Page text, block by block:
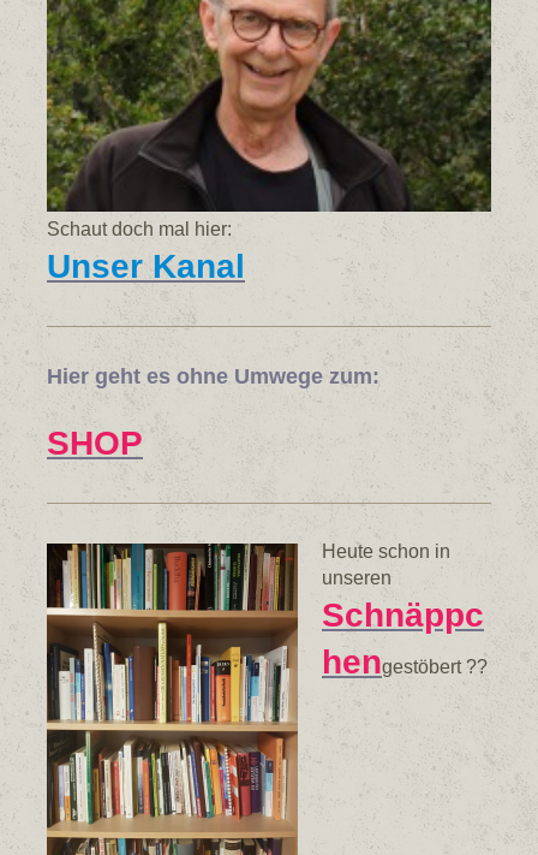
Schaut doch mal hier:
Unser Kanal
Hier geht es ohne Umwege zum:
SHOP
Heute schon in
unseren
Schnäppc
hengestöbert ??